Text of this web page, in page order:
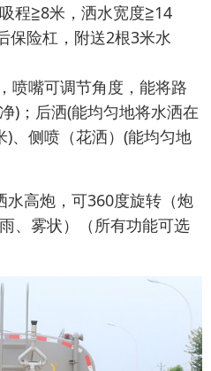
程≧8米，洒水宽度≧14
保险杠，附送2根3米水
喷嘴可调节角度，能将路
)；后洒(能均匀地将水洒在
、侧喷（花洒）(能均匀地
高炮，可360度旋转（炮
、雾状）（所有功能可选